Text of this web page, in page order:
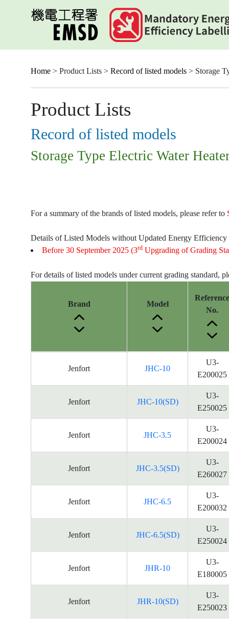
Home > Product Lists > Record of listed models > Storage
Product Lists
Record of listed models
Storage Type Electric Water
For a summary of the brands of listed models, please refer to
Details of Listed Models without Updated Energy Efficiency
Before 30 September 2025 (3rd Upgrading of Grading
For details of listed models under current grading standard,
Brand Model
Reference
No.
Jenfort JHC-10
U3-
E200025
Jenfort JHC-10(SD)
U3-
E250025
Jenfort JHC-3.5
U3-
E200024
Jenfort JHC-3.5(SD)
U3-
E260027
Jenfort JHC-6.5
U3-
E200032
Jenfort JHC-6.5(SD)
U3-
E250024
Jenfort JHR-10
U3-
E180005
Jenfort JHR-10(SD)
U3-
E250023